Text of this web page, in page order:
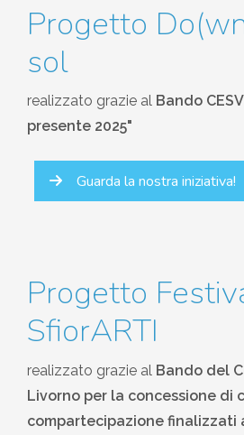
Progetto
sol
realizzato grazie al Bando
presente 2025"
Guarda la nostra iniziativa!
Progetto
SfiorARTI
realizzato grazie al Bando del
Livorno per la concessione di
compartecipazione finalizzati